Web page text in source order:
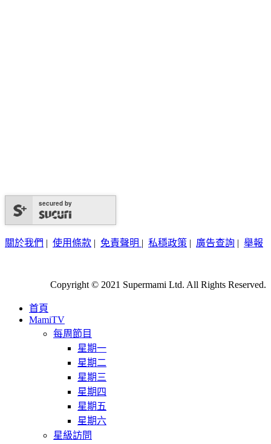
secured by
關於我們 | 使用條款 | 免責聲明 | 私穩政策 | 廣告查詢 | 舉報
Copyright © 2021 Supermami Ltd. All Rights Reserved.
首頁
MamiTV
每周節目
星期一
星期二
星期三
星期四
星期五
星期六
星級訪問